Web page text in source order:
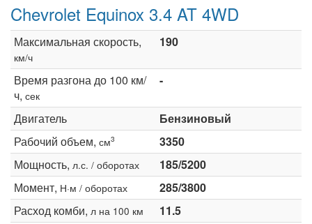
Chevrolet Equinox 3.4 AT 4WD
Максимальная скорость,
км/ч
190
Время разгона до 100 км/
ч, сек
-
Двигатель
Бензиновый
Рабочий объем, см3
3350
Мощность, л.с. / оборотах
185/5200
Момент, Н·м / оборотах
285/3800
Расход комби, л на 100 км
11.5